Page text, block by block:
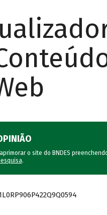
o site do BNDES
.